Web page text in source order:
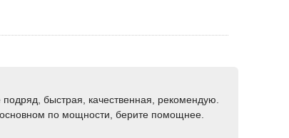
быстрая, качественная, рекомендую.
по мощности, берите помощнее.